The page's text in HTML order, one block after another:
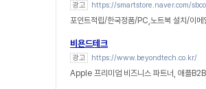
광고 https://smartstore.naver.com/
포인트적립/한국정품/PC,노트북 설치/이메
비욘드테크
광고 https://www.beyondtech.co.kr/
Apple 프리미엄 비즈니스 파트너, 애플